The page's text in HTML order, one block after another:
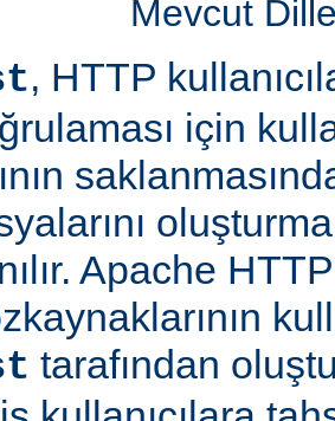
Mevcut
, HTTP
için
Apache
tarafından